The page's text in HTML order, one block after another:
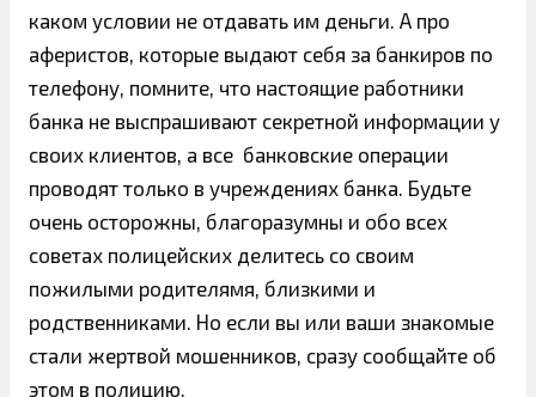
каком условии не отдавать им деньги. А про
аферистов, которые выдают себя за банкиров по
телефону, помните, что настоящие работники
банка не выспрашивают секретной информации у
своих клиентов, а все банковские операции
проводят только в учреждениях банка. Будьте
очень осторожны, благоразумны и обо всех
советах полицейских делитесь со своим
пожилыми родителямя, близкими и
родственниками. Но если вы или ваши знакомые
стали жертвой мошенников, сразу сообщайте об
этом в полицию.